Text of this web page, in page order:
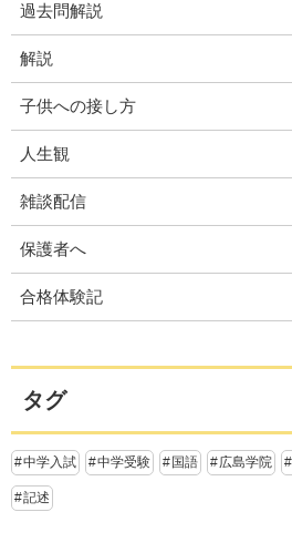
過去問解説
解説
子供への接し方
人生観
雑談配信
保護者へ
合格体験記
タグ
中学入試 中学受験 国語 広島学院
記述